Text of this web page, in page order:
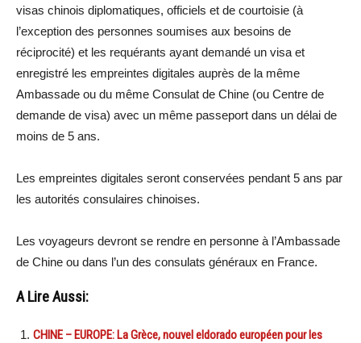
visas chinois diplomatiques, officiels et de courtoisie (à
l’exception des personnes soumises aux besoins de
réciprocité) et les requérants ayant demandé un visa et
enregistré les empreintes digitales auprès de la même
Ambassade ou du même Consulat de Chine (ou Centre de
demande de visa) avec un même passeport dans un délai de
moins de 5 ans.
Les empreintes digitales seront conservées pendant 5 ans par
les autorités consulaires chinoises.
Les voyageurs devront se rendre en personne à l’Ambassade
de Chine ou dans l’un des consulats généraux en France.
A Lire Aussi:
CHINE – EUROPE: La Grèce, nouvel eldorado européen pour les